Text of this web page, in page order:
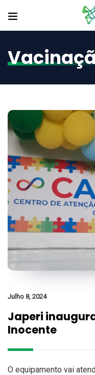
Julho 8, 2024
Japeri
Inocente
O equipamento vai